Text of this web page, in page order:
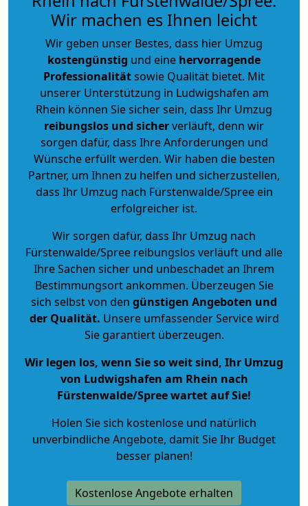
Wir machen es Ihnen leicht
Wir geben unser Bestes, dass hier Umzug
kostengünstig und eine hervorragende
Professionalitätsowie Qualität bietet. Mit
unserer Unterstützung in Ludwigshafen am
Rhein können Sie sicher sein, dass Ihr Umzug
reibungslos und sicherverläuft, denn wir
sorgen dafür, dass Ihre Anforderungen und
Wünsche erfüllt werden. Wir haben die besten
Partner, um Ihnen zu helfen und sicherzustellen,
dass Ihr Umzug nach Fürstenwalde/Spree ein
erfolgreicher ist.
Wir sorgen dafür, dass Ihr Umzug nach
Fürstenwalde/Spree reibungslos verläuft und alle
Ihre Sachen sicher und unbeschadet an Ihrem
Bestimmungsort ankommen. Überzeugen Sie
sich selbst von den günstigen Angeboten und
der Qualität. Unsere umfassender Service wird
Sie garantiert überzeugen.
Wir legen los, wenn Sie so weit sind, Ihr Umzug
von Ludwigshafen am Rhein nach
Fürstenwalde/Spree wartet auf Sie!
Holen Sie sich kostenlose und natürlich
unverbindliche Angebote, damit Sie Ihr Budget
besser planen!
Kostenlose Angebote erhalten